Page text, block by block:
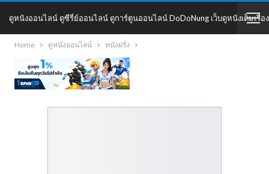
ดูหนังออนไลน์ ดูซีรี่ย์ออนไลน์ ดูการ์ตูนออนไลน์ DoDoNung เว็บดูหนังเต็มเรื่อง
DoDoNung
Home ดูหนังออนไลน์ หนังฝรั่ง